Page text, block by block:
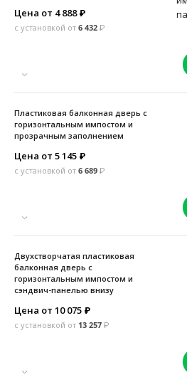
Цена от 4 888 ₽
с установкой от 6 432 ₽
Пластиковая балконная дверь с
горизонтальным импостом и
прозрачным заполнением
Цена от 5 145 ₽
с установкой от 6 689 ₽
Двухстворчатая пластиковая
балконная дверь с
горизонтальным импостом и
сэндвич-панелью внизу
Цена от 10 075 ₽
с установкой от 13 257 ₽